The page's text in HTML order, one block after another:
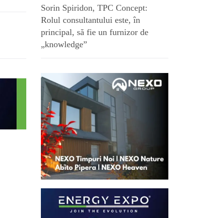
Sorin Spiridon, TPC Concept:
Rolul consultantului este, în
principal, să fie un furnizor de
„knowledge”